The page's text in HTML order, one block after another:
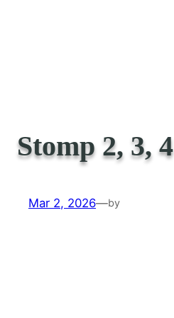
Stomp 2, 3, 4
Mar 2, 2026—by